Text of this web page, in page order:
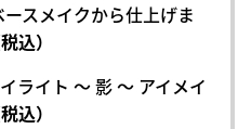
スメイクから仕上げま
込）
ライト ～ 影 ～ アイメイ
込）